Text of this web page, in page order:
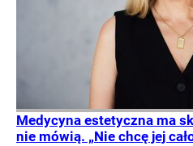
Medycyna estetyczna ma
nie mówią. „Nie chcę jej